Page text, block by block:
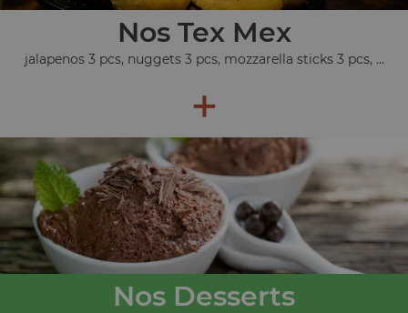
Nos Tex Mex
jalapenos 3 pcs, nuggets 3 pcs, mozzarella sticks 3 pcs, ...
+
Nos Desserts